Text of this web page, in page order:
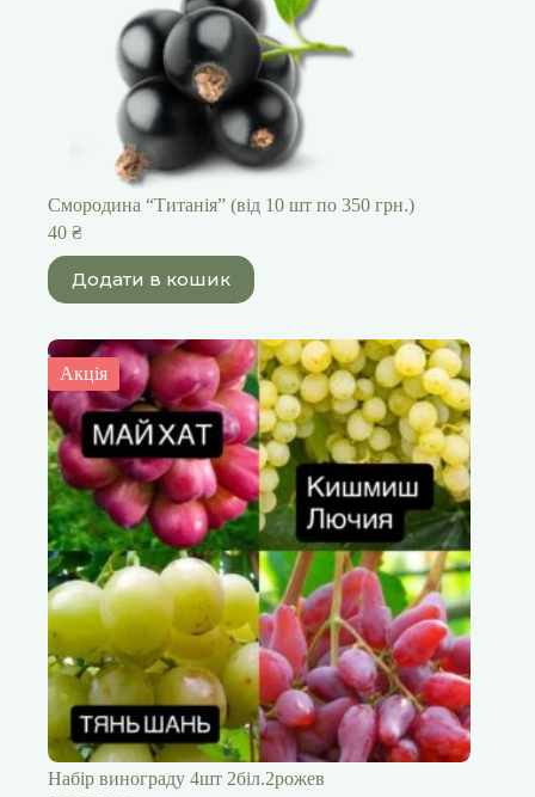
Смородина “Титанія” (від 10 шт по 350 грн.)
40 ₴
Додати в кошик
Акція
Набір винограду 4шт 2біл.2рожев